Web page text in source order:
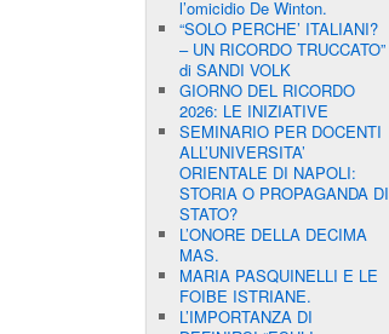
l’omicidio De Winton.
“SOLO PERCHE’ ITALIANI?
– UN RICORDO TRUCCATO”
di SANDI VOLK
GIORNO DEL RICORDO
2026: LE INIZIATIVE
SEMINARIO PER DOCENTI
ALL’UNIVERSITA’
ORIENTALE DI NAPOLI:
STORIA O PROPAGANDA DI
STATO?
L’ONORE DELLA DECIMA
MAS.
MARIA PASQUINELLI E LE
FOIBE ISTRIANE.
L’IMPORTANZA DI